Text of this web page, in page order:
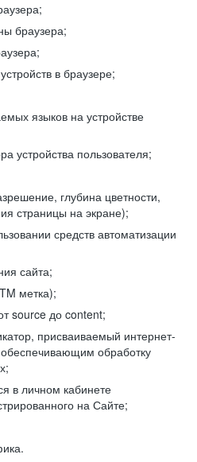
браузера;
в браузере;
языков на устройстве
устройства пользователя;
глубина цветности,
страницы на экране);
средств автоматизации
сайта;
метка);
source до content;
присваиваемый интернет-
обработку
в личном кабинете
на Сайте;